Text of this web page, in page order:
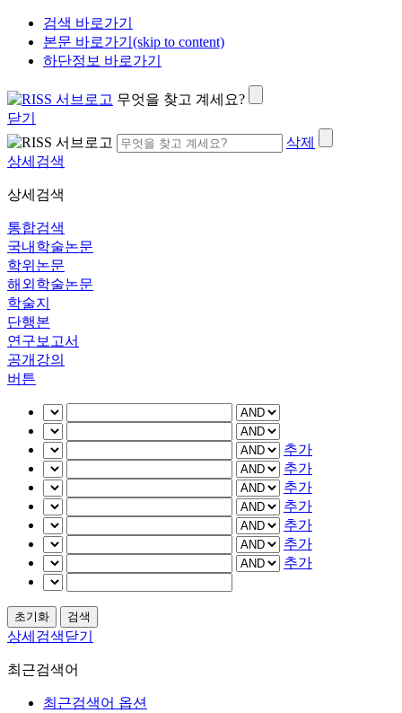
검색 바로가기
본문 바로가기(skip to content)
하단정보 바로가기
무엇을 찾고 계세요?
닫기
삭제
상세검색
상세검색
통합검색
국내학술논문
학위논문
해외학술논문
학술지
단행본
연구보고서
공개강의
버튼
추가
추가
추가
추가
추가
추가
추가
상세검색닫기
최근검색어
최근검색어 옵션